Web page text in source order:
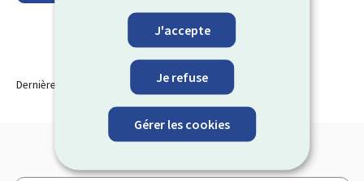
J'accepte
Je refuse
Gérer les cookies
Dernière modification le 02.12.2025